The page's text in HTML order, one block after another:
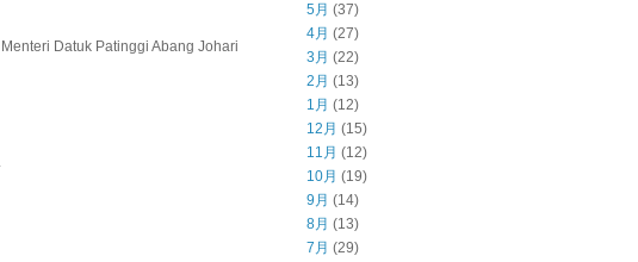
Datuk Patinggi Abang Johari
5月 (37)
4月 (27)
3月 (22)
2月 (13)
1月 (12)
12月 (15)
11月 (12)
10月 (19)
9月 (14)
8月 (13)
7月 (29)